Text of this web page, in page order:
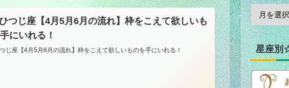
つじ座【4月5月6月の流れ】枠をこえて欲しいも
にいれる！
じ座【4月5月6月の流れ】枠をこえて欲しいものを手にいれる！ 星座別